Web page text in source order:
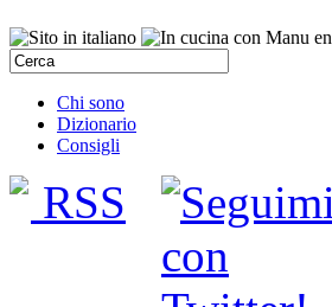
Chi sono
Dizionario
Consigli
RSS